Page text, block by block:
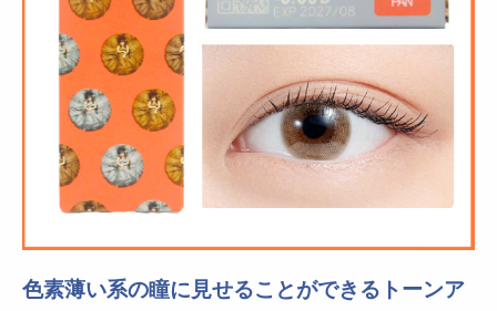
色素薄い系の瞳に見せることができるトーンア